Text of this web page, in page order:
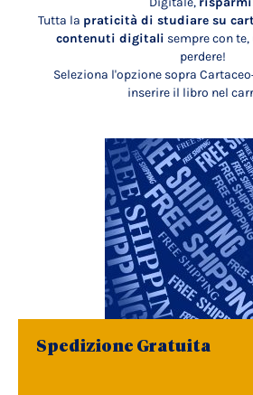
Tutta la praticità di studiare su
contenuti digitali sempre con
perdere!
Seleziona l'opzione sopra
inserire il libro nel
Spedizione Gratuita